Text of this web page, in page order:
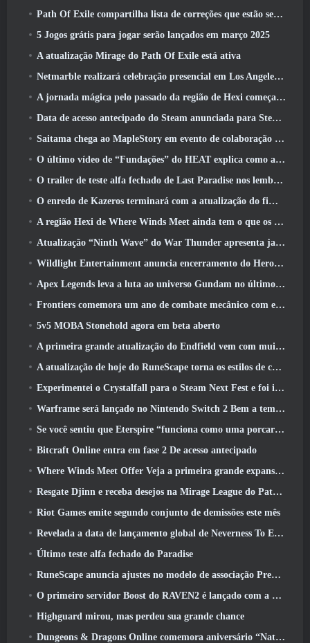
Path Of Exile compartilha lista de correções que estão sendo trabalhadas após o lançamento do Mirage
5 Jogos grátis para jogar serão lançados em março 2025
A atualização Mirage do Path Of Exile está ativa
Netmarble realizará celebração presencial em Los Angeles. Antes dos Sete Pecados Capitais: Lançamento de origem
A jornada mágica pelo passado da região de Hexi começa onde os ventos se encontram hoje
Data de acesso antecipado do Steam anunciada para Steampunk ARPG Crystalfall
Saitama chega ao MapleStory em evento de colaboração One-Punch Man
O último vídeo de “Fundações” do HEAT explica como agentes e tanques trabalham juntos
O trailer de teste alfa fechado de Last Paradise nos lembra como é realmente sobreviver ao apocalipse zumbi
O enredo de Kazeros terminará com a atualização do fim do abismo de Lost Ark
A região Hexi de Where Winds Meet ainda tem o que os jogadores amam, ao mesmo tempo que é uma experiência única
Atualização “Ninth Wave” do War Thunder apresenta jatos Rank IX
Wildlight Entertainment anuncia encerramento do Hero Shooter Highguard gratuito
Apex Legends leva a luta ao universo Gundam no último evento de crossover
Frontiers comemora um ano de combate mecânico com eventos de aniversário
5v5 MOBA Stonehold agora em beta aberto
A primeira grande atualização do Endfield vem com muitas otimizações
A atualização de hoje do RuneScape torna os estilos de combate originais do MMORPG mais fáceis de aprender
Experimentei o Crystalfall para o Steam Next Fest e foi isso que aprendi
Warframe será lançado no Nintendo Switch 2 Bem a tempo para a próxima grande atualização, O Shadowgrapher
Se você sentiu que Eterspire “funciona como uma porcaria”, O diretor criativo diz que isso não acontece mais
Bitcraft Online entra em fase 2 De acesso antecipado
Where Winds Meet Offer Veja a primeira grande expansão na transmissão ao vivo Hexi
Resgate Djinn e receba desejos na Mirage League do Path Of Exile
Riot Games emite segundo conjunto de demissões este mês
Revelada a data de lançamento global de Neverness To Everness
Último teste alfa fechado do Paradise
RuneScape anuncia ajustes no modelo de associação Premier para levar em conta as mudanças recentes no MMORPG
O primeiro servidor Boost do RAVEN2 é lançado com a atualização de hoje
Highguard mirou, mas perdeu sua grande chance
Dungeons & Dragons Online comemora aniversário “Natural 20” com missões e recompensas especiais